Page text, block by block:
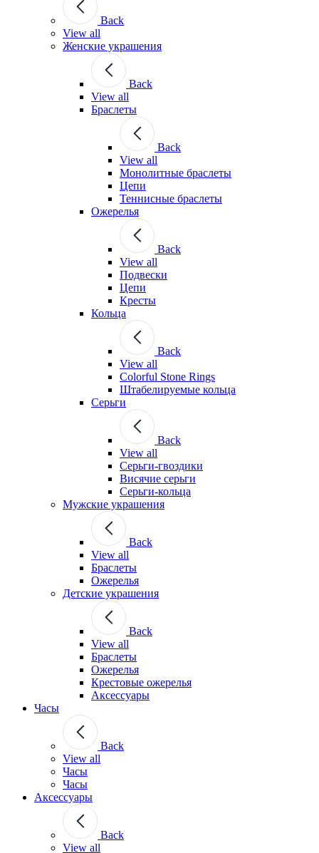
Back
View all
Женские украшения
Back
View all
Браслеты
Back
View all
Монолитные браслеты
Цепи
Теннисные браслеты
Ожерелья
Back
View all
Подвески
Цепи
Кресты
Кольца
Back
View all
Colorful Stone Rings
Штабелируемые кольца
Серьги
Back
View all
Серьги-гвоздики
Висячие серьги
Серьги-кольца
Мужские украшения
Back
View all
Браслеты
Ожерелья
Детские украшения
Back
View all
Браслеты
Ожерелья
Крестовые ожерелья
Аксессуары
Часы
Back
View all
Часы
Часы
Аксессуары
Back
View all